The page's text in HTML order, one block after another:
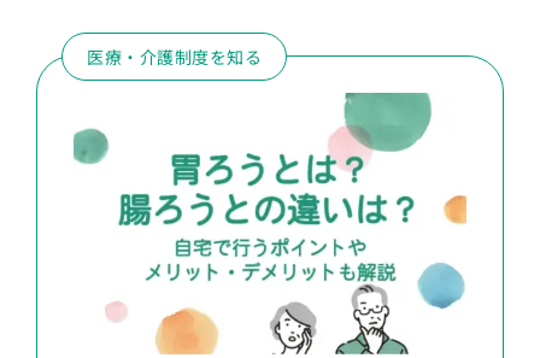
医療・介護制度を知る